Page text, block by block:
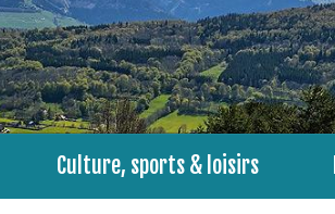
Culture, sports & loisirs